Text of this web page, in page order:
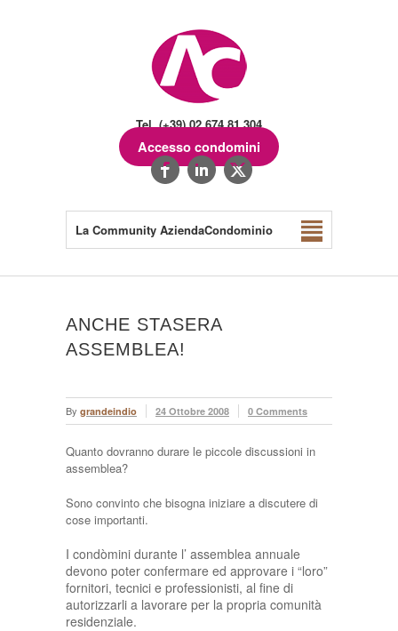
Tel. (+39) 02.674.81.304
Accesso condomini
La Community AziendaCondominio
ANCHE STASERA
ASSEMBLEA!
By grandeindio 24 Ottobre 2008 0 Comments
Quanto dovranno durare le piccole discussioni in
assemblea?
Sono convinto che bisogna iniziare a discutere di
cose importanti.
I condòmini durante l’ assemblea annuale
devono poter confermare ed approvare i “loro”
fornitori, tecnici e professionisti, al fine di
autorizzarli a lavorare per la propria comunità
residenziale.